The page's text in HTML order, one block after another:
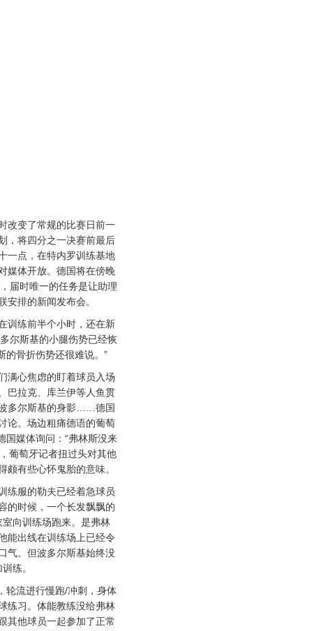
变了常规的比赛日前一
，将四分之一决赛前最后
一点，在特内罗训练基地
媒体开放。德国将在傍晚
届时唯一的任务是让助理
安排的新闻发布会。
练前半个小时，还在新
尔斯基的小腿伤势已经恢
的骨折伤势还很难说。”
心焦虑的盯着球员入场
巴拉克、库兰伊等人鱼贯
多尔斯基的身影……德国
论。场边粗痛德语的葡萄
国媒体询问：“弗林斯没来
葡萄牙记者扭过头对其他
颇有些心怀鬼胎的意味。
服的勒夫已经着急球员
的时候，一个长发飘飘的
向训练场跑来。是弗林
能出线在训练场上已经令
气。但波多尔斯基始终没
练。
流进行慢跑/冲刺，身体
练习。体能教练没给弗林
其他球员一起参加了正常